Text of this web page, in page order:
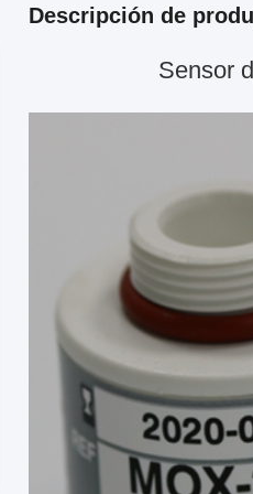
Descripción de
Sensor